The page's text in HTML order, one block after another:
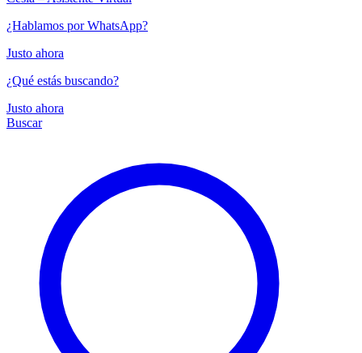
¿Hablamos por WhatsApp?
Justo ahora
¿Qué estás buscando?
Justo ahora
Buscar